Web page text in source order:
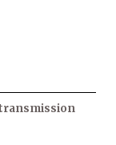
transmission